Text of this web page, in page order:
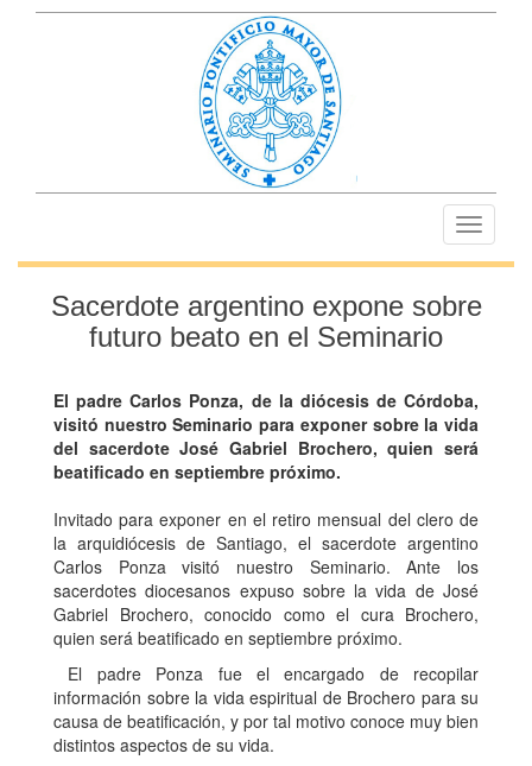
Toggle
Sacerdote argentino expone sobre
futuro beato en el Seminario
El padre Carlos Ponza, de la diócesis de Córdoba,
visitó nuestro Seminario para exponer sobre la vida
del sacerdote José Gabriel Brochero, quien será
beatificado en septiembre próximo.
Invitado para exponer en el retiro mensual del clero de
la arquidiócesis de Santiago, el sacerdote argentino
Carlos Ponza visitó nuestro Seminario. Ante los
sacerdotes diocesanos expuso sobre la vida de José
Gabriel Brochero, conocido como el cura Brochero,
quien será beatificado en septiembre próximo.
El padre Ponza fue el encargado de recopilar
información sobre la vida espiritual de Brochero para su
causa de beatificación, y por tal motivo conoce muy bien
distintos aspectos de su vida.